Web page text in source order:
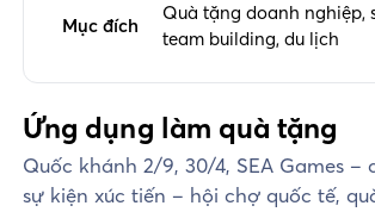
Mục đích
Quà tặng doanh nghiệp,
team building, du lịch
Ứng dụng làm quà tặng
Quốc khánh 2/9, 30/4, SEA Games –
sự kiện xúc tiến – hội chợ quốc tế,